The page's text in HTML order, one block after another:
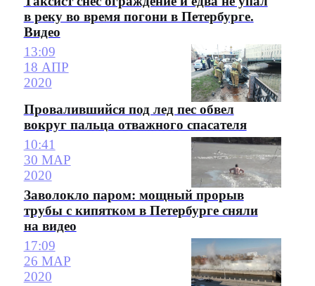
в реку во время погони в Петербурге.
Видео
13:09
18 АПР
2020
Провалившийся под лед пес обвел
вокруг пальца отважного спасателя
10:41
30 МАР
2020
Заволокло паром: мощный прорыв
трубы с кипятком в Петербурге сняли
на видео
17:09
26 МАР
2020